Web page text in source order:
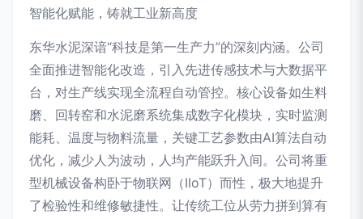
智能化赋能，铸就工业新高度
东华水泥深谙“科技是第一生产力”的深刻内涵。公司
全面推进智能化改造，引入先进传感技术与大数据平
台，对生产线实现全流程自动管控。核心设备如生料
磨、回转窑和水泥磨系统集成数字化模块，实时监测
能耗、温度与物料流量，关键工艺参数由AI算法自动
优化，减少人为波动，人均产能跃升入间。公司将重
型机械设备构卧于物联网（IIoT）而性，极大地提升
了检验性和维修敏捷性。让传统工位从劳力拼到算有